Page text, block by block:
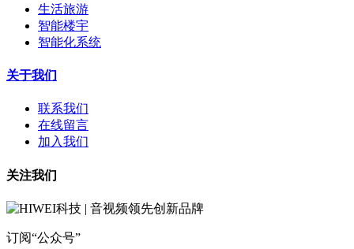
生活旅游
智能楼宇
智能化系统
关于我们
联系我们
在线留言
加入我们
关注我们
订阅“公众号”